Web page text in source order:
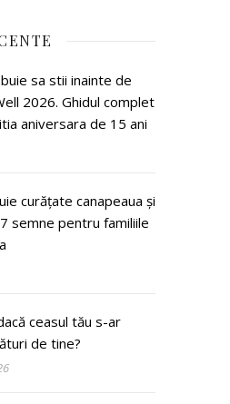
sa stii inainte de
2026. Ghidul complet
aniversara de 15 ani
curățate canapeaua și
semne pentru familiile
ceasul tău s-ar
de tine?